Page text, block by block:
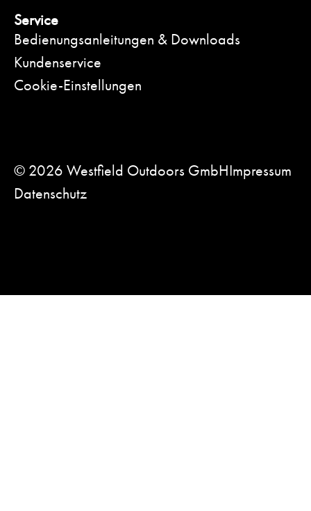
Service
Bedienungsanleitungen & Downloads
Kundenservice
Cookie-Einstellungen
© 2026 Westfield Outdoors GmbHImpressum
Datenschutz